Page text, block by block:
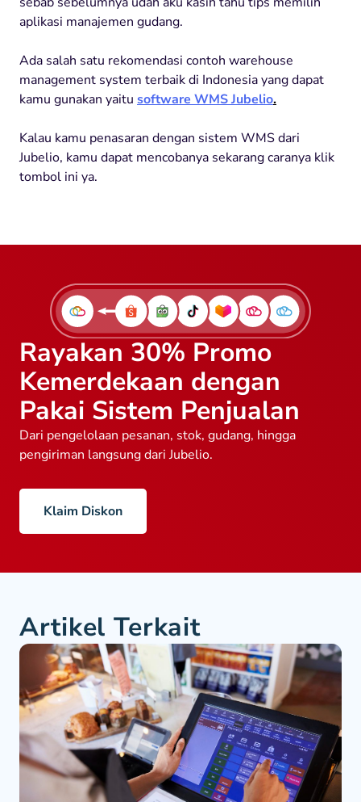
aplikasi manajemen gudang.
Ada salah satu rekomendasi contoh warehouse
management system terbaik di Indonesia yang dapat
kamu gunakan yaitu software WMS Jubelio.
Kalau kamu penasaran dengan sistem WMS dari
Jubelio, kamu dapat mencobanya sekarang caranya klik
tombol ini ya.
Rayakan 30% Promo
Kemerdekaan dengan
Pakai Sistem Penjualan
Dari pengelolaan pesanan, stok, gudang, hingga
pengiriman langsung dari Jubelio.
Klaim Diskon
Artikel Terkait